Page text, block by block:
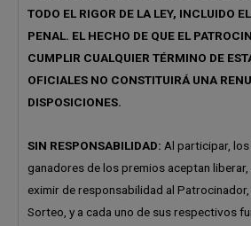
TODO EL RIGOR DE LA LEY, INCLUIDO
PENAL. EL HECHO DE QUE EL
CUMPLIR CUALQUIER TÉRMINO DE
OFICIALES NO CONSTITUIRÁ UNA
DISPOSICIONES.
SIN RESPONSABILIDAD: Al participar,
ganadores de los premios aceptan
eximir de responsabilidad al Patrocinador,
Sorteo, y a cada uno de sus respectivos